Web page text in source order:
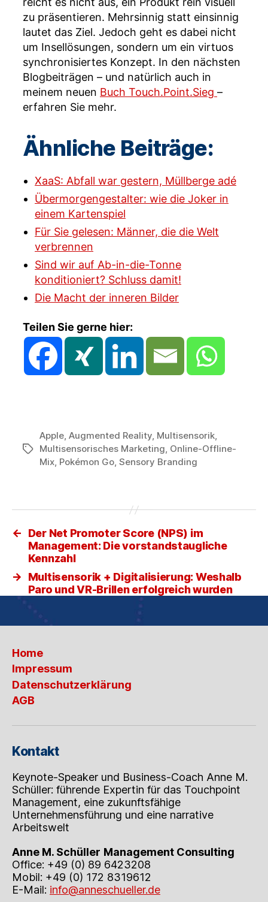
zu präsentieren. Mehrsinnig statt einsinnig
lautet das Ziel. Jedoch geht es dabei nicht
um Insellösungen, sondern um ein virtuos
synchronisiertes Konzept. In den nächsten
Blogbeiträgen – und natürlich auch in
meinem neuen Buch Touch.Point.Sieg –
erfahren Sie mehr.
Ähnliche Beiträge:
XaaS: Abfall war gestern, Müllberge adé
Übermorgengestalter: wie die Joker in
einem Kartenspiel
Für Sie gelesen: Männer, die die Welt
verbrennen
Sind wir auf Ab-in-die-Tonne
konditioniert? Schluss damit!
Die Macht der inneren Bilder
Teilen Sie gerne hier:
Schlagwörter
Apple, Augmented Reality, Multisensorik,
Multisensorisches Marketing, Online-Offline-
Mix, Pokémon Go, Sensory Branding
←
Der Net Promoter Score (NPS) im
Management: Die vorstandstaugliche
Kennzahl
→
Multisensorik + Digitalisierung: Weshalb
Paro und VR-Brillen erfolgreich wurden
Home
Impressum
Datenschutzerklärung
AGB
Kontakt
Keynote-Speaker und Business-Coach Anne M.
Schüller: führende Expertin für das Touchpoint
Management, eine zukunftsfähige
Unternehmensführung und eine narrative
Arbeitswelt
Anne M. Schüller Management Consulting
Office: +49 (0) 89 6423208
Mobil: +49 (0) 172 8319612
E-Mail: info@anneschueller.de